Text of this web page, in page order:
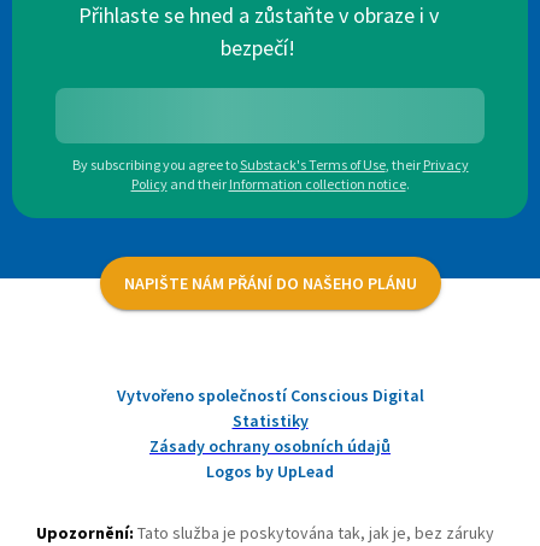
Přihlaste se hned a zůstaňte v obraze i v
bezpečí!
By subscribing you agree toSubstack's Terms of Use, their Privacy
Policy and their Information collection notice.
NAPIŠTE NÁM PŘÁNÍ DO NAŠEHO PLÁNU
Vytvořeno společností Conscious Digital
Statistiky
Zásady ochrany osobních údajů
Logos by UpLead
Upozornění: Tato služba je poskytována tak, jak je, bez záruky